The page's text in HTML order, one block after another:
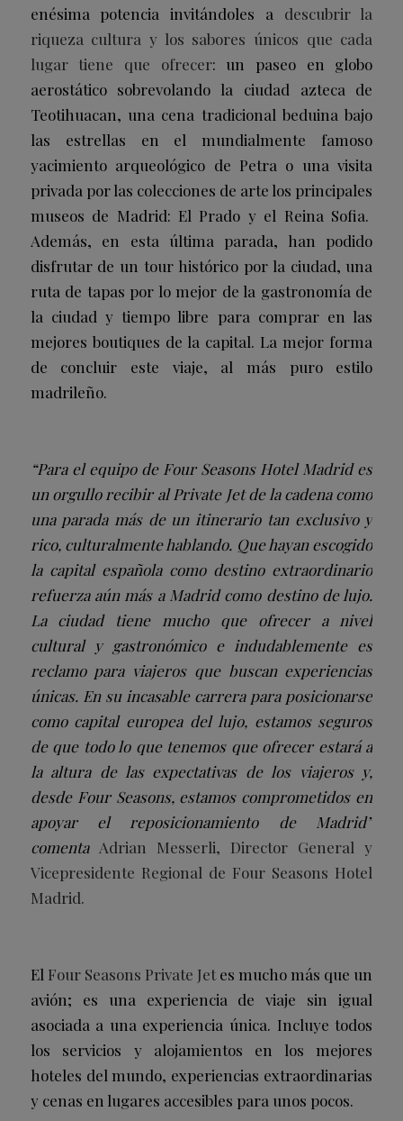
enésima potencia invitándoles a descubrir la
riqueza cultura y los sabores únicos que cada
lugar tiene que ofrecer: un paseo en globo
aerostático sobrevolando la ciudad azteca de
Teotihuacan, una cena tradicional beduina bajo
las estrellas en el mundialmente famoso
yacimiento arqueológico de Petra o una visita
privada por las colecciones de arte los principales
museos de Madrid: El Prado y el Reina Sofia.
Además, en esta última parada, han podido
disfrutar de un tour histórico por la ciudad, una
ruta de tapas por lo mejor de la gastronomía de
la ciudad y tiempo libre para comprar en las
mejores boutiques de la capital. La mejor forma
de concluir este viaje, al más puro estilo
madrileño.
“Para el equipo de Four Seasons Hotel Madrid es
un orgullo recibir al Private Jet de la cadena como
una parada más de un itinerario tan exclusivo y
rico, culturalmente hablando. Que hayan escogido
la capital española como destino extraordinario
refuerza aún más a Madrid como destino de lujo.
La ciudad tiene mucho que ofrecer a nivel
cultural y gastronómico e indudablemente es
reclamo para viajeros que buscan experiencias
únicas. En su incasable carrera para posicionarse
como capital europea del lujo, estamos seguros
de que todo lo que tenemos que ofrecer estará a
la altura de las expectativas de los viajeros y,
desde Four Seasons, estamos comprometidos en
apoyar el reposicionamiento de Madrid”
comenta Adrian Messerli, Director General y
Vicepresidente Regional de Four Seasons Hotel
Madrid.
El Four Seasons Private Jetes mucho más que un
avión; es una experiencia de viaje sin igual
asociada a una experiencia única. Incluye todos
los servicios y alojamientos en los mejores
hoteles del mundo, experiencias extraordinarias
y cenas en lugares accesibles para unos pocos.